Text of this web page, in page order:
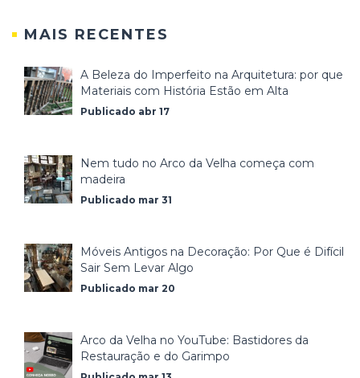
MAIS RECENTES
A Beleza do Imperfeito na Arquitetura: por que
Materiais com História Estão em Alta
Publicado abr 17
Nem tudo no Arco da Velha começa com
madeira
Publicado mar 31
Móveis Antigos na Decoração: Por Que é Difícil
Sair Sem Levar Algo
Publicado mar 20
Arco da Velha no YouTube: Bastidores da
Restauração e do Garimpo